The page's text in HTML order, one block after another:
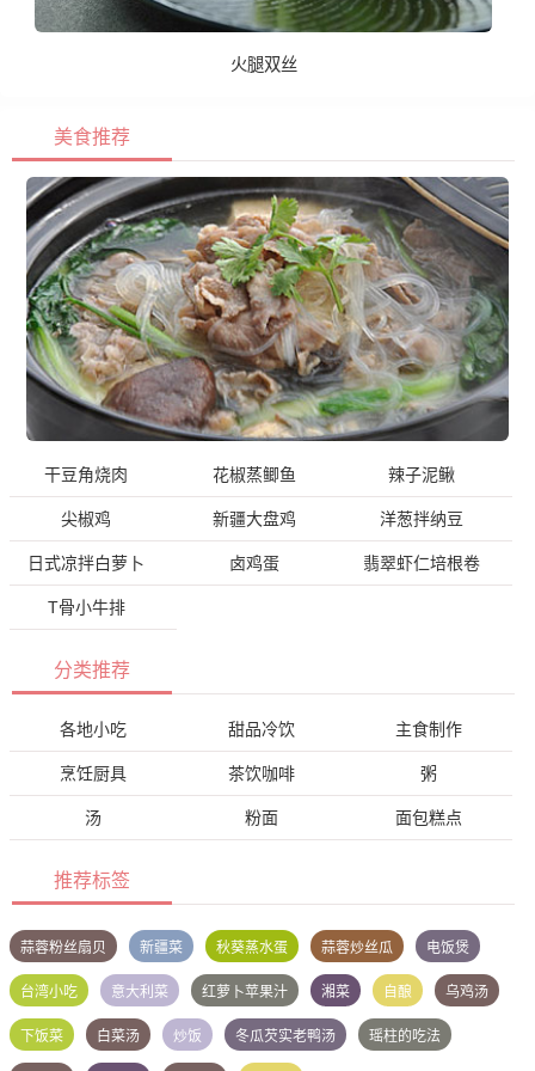
火腿双丝
美食推荐
干豆角烧肉 花椒蒸鲫鱼 辣子泥鳅
尖椒鸡 新疆大盘鸡 洋葱拌纳豆
日式凉拌白萝卜 卤鸡蛋 翡翠虾仁培根卷
T骨小牛排
分类推荐
各地小吃 甜品冷饮 主食制作
烹饪厨具 茶饮咖啡 粥
汤 粉面 面包糕点
推荐标签
蒜蓉粉丝扇贝 新疆菜 秋葵蒸水蛋 蒜蓉炒丝瓜 电饭煲
台湾小吃 意大利菜 红萝卜苹果汁 湘菜 自酿 乌鸡汤
下饭菜 白菜汤 炒饭 冬瓜芡实老鸭汤 瑶柱的吃法